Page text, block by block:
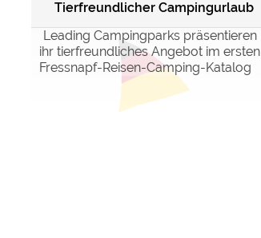
Tierfreundlicher Campingurlaub
Leading Campingparks präsentieren
ihr tierfreundliches Angebot im ersten
Fressnapf-Reisen-Camping-Katalog